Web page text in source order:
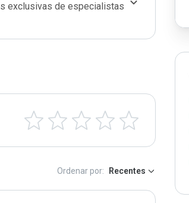
exclusivas de especialistas
Ordenar por: Recentes